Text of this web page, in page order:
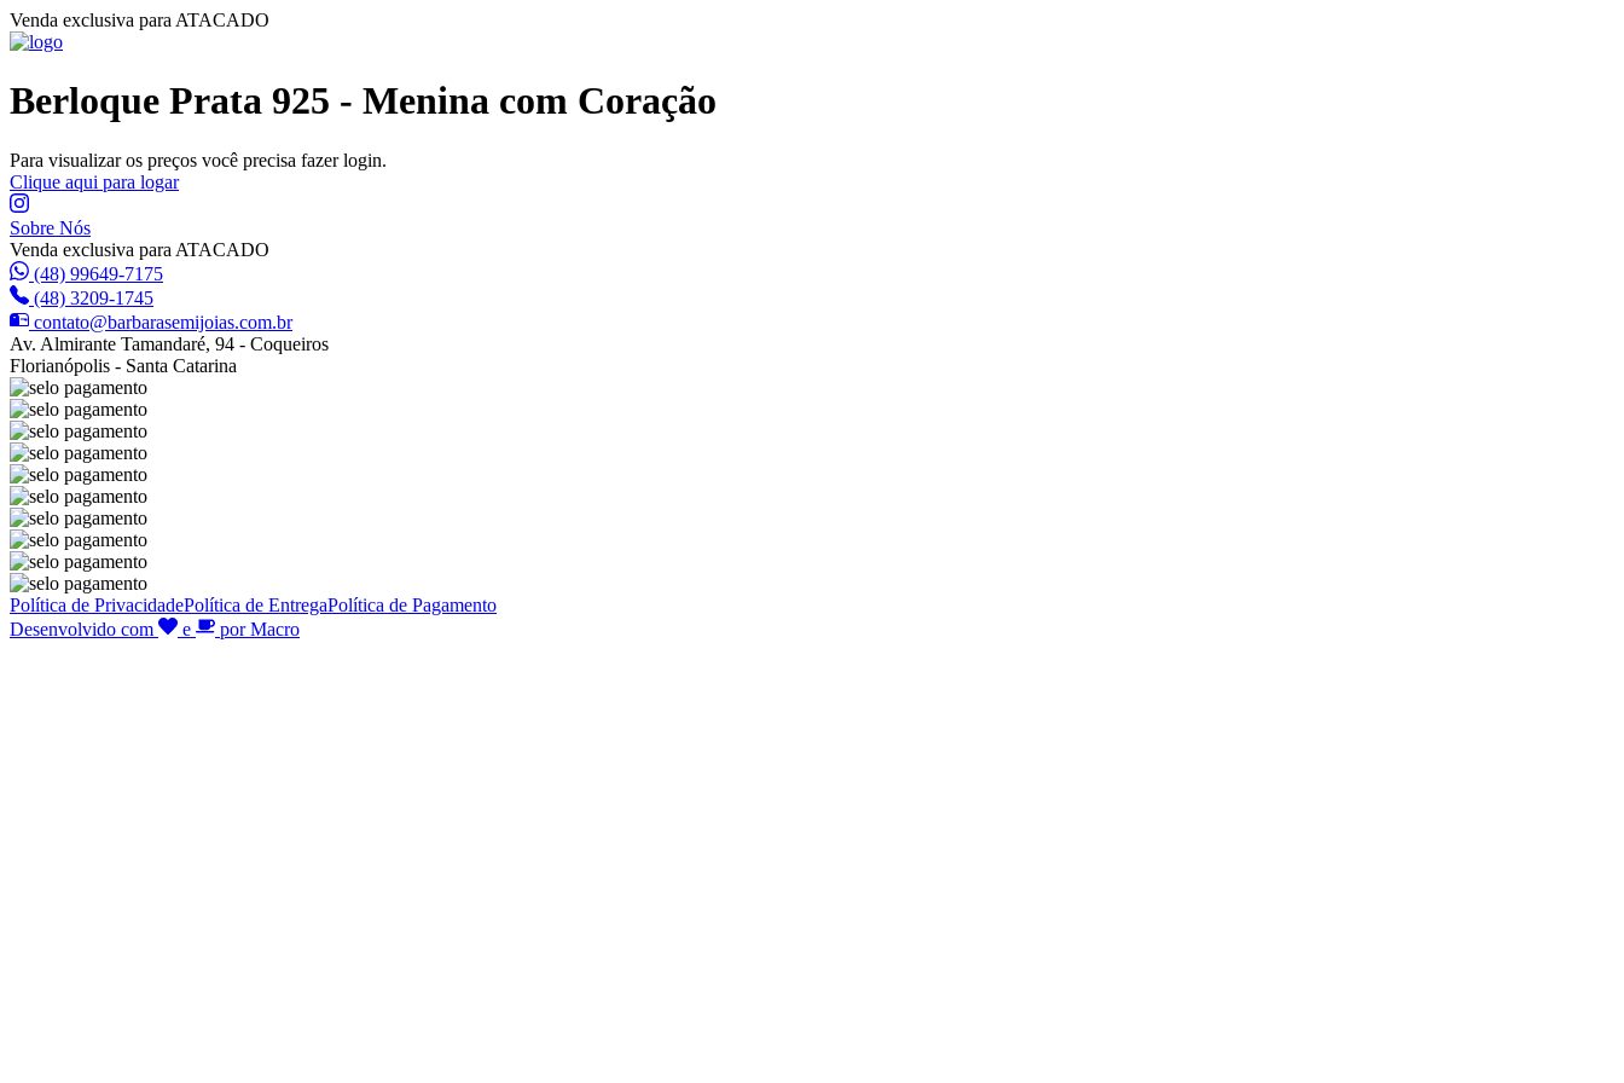
Venda exclusiva para ATACADO
Berloque Prata 925 - Menina com Coração
Para visualizar os preços você precisa fazer login.
Clique aqui para logar
Sobre Nós
Venda exclusiva para ATACADO
(48) 99649-7175
(48) 3209-1745
contato@barbarasemijoias.com.br
Av. Almirante Tamandaré, 94 - Coqueiros
Florianópolis - Santa Catarina
Política de PrivacidadePolítica de EntregaPolítica de Pagamento
Desenvolvido com
e por Macro